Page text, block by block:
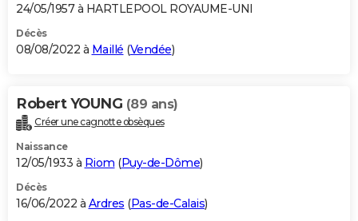
24/05/1957 à HARTLEPOOL ROYAUME-UNI
Décès
08/08/2022 à Maillé (Vendée)
Robert YOUNG (89 ans)
Créer une cagnotte obsèques
Naissance
12/05/1933 à Riom (Puy-de-Dôme)
Décès
16/06/2022 à Ardres (Pas-de-Calais)